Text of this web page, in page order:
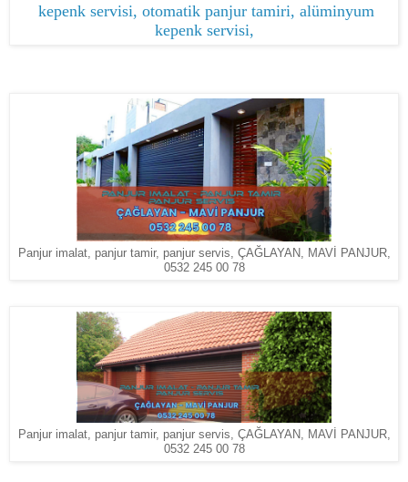
kepenk servisi, otomatik panjur tamiri, alüminyum
kepenk servisi,
Panjur imalat, panjur tamir, panjur servis, ÇAĞLAYAN, MAVİ PANJUR,
0532 245 00 78
Panjur imalat, panjur tamir, panjur servis, ÇAĞLAYAN, MAVİ PANJUR,
0532 245 00 78